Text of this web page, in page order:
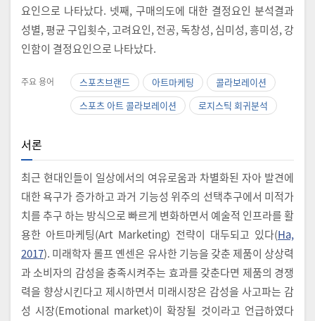
요인으로 나타났다. 넷째, 구매의도에 대한 결정요인 분석결과
성별, 평균 구입횟수, 고려요인, 전공, 독창성, 심미성, 흥미성, 강
인함이 결정요인으로 나타났다.
주요 용어 스포츠브랜드 아트마케팅
콜라보레이션
스포츠 아트 콜라보레이션
로지스틱 회귀분석
서론
최근 현대인들이 일상에서의 여유로움과 차별화된 자아 발견에
대한 욕구가 증가하고 과거 기능성 위주의 선택추구에서 미적가
치를 추구 하는 방식으로 빠르게 변화하면서 예술적 인프라를 활
용한 아트마케팅(Art Marketing) 전략이 대두되고 있다(Ha,
2017). 미래학자 롤프 옌센은 유사한 기능을 갖춘 제품이 상상력
과 소비자의 감성을 충족시켜주는 효과를 갖춘다면 제품의 경쟁
력을 향상시킨다고 제시하면서 미래시장은 감성을 사고파는 감
성 시장(Emotional market)이 확장될 것이라고 언급하였다